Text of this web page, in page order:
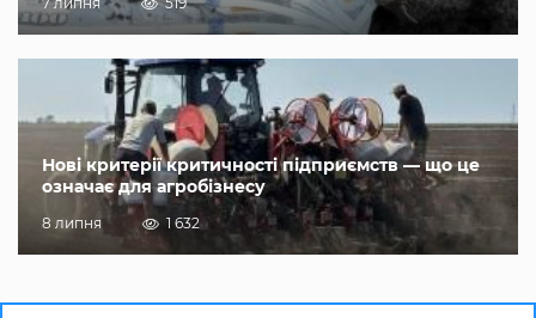
Нові критерії критичності підприємств — що це
означає для агробізнесу
8 липня 1 632